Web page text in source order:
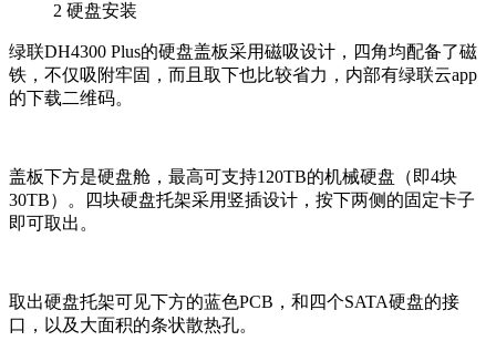
2 硬盘安装
绿联DH4300 Plus的硬盘盖板采用磁吸设计，四角均配备了磁
铁，不仅吸附牢固，而且取下也比较省力，内部有绿联云app
的下载二维码。
盖板下方是硬盘舱，最高可支持120TB的机械硬盘（即4块
30TB）。四块硬盘托架采用竖插设计，按下两侧的固定卡子
即可取出。
取出硬盘托架可见下方的蓝色PCB，和四个SATA硬盘的接
口，以及大面积的条状散热孔。